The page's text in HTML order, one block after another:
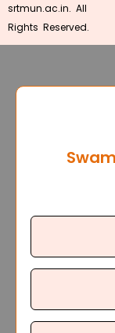
srtmun.ac.in. All
Rights Reserved.